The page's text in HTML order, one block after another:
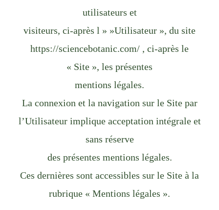
utilisateurs et
visiteurs, ci-après l » »Utilisateur », du site
https://sciencebotanic.com/ , ci-après le
« Site », les présentes
mentions légales.
La connexion et la navigation sur le Site par
l’Utilisateur implique acceptation intégrale et
sans réserve
des présentes mentions légales.
Ces dernières sont accessibles sur le Site à la
rubrique « Mentions légales ».